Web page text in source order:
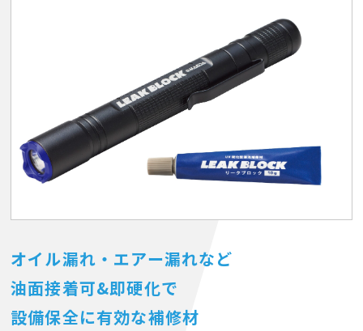
オイル漏れ・エアー漏れなど
油面接着可&即硬化で
設備保全に有効な補修材